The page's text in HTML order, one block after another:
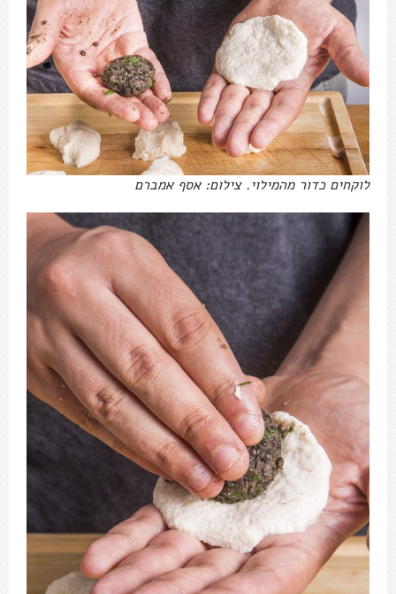
לוקחים כדור מהמילוי. צילום: אסף אמברם